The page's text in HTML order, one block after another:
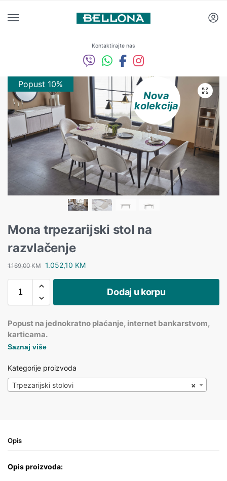
Kontaktirajte nas
Popust 10%
Nova
kolekcija
Popust 10%
Mona trpezarijski stol na
razvlačenje
1.169,00KM 1.052,10 KM
Dodaj u korpu
Popust na jednokratno plaćanje, internet bankarstvom,
karticama.
Saznaj više
Kategorije proizvoda
×
Trpezarijski stolovi
Opis
Opis proizvoda: